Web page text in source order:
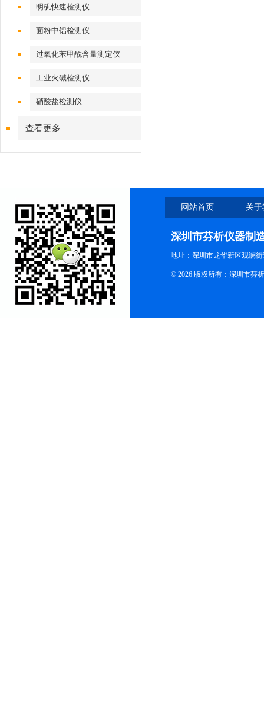
明矾快速检测仪
面粉中铝检测仪
过氧化苯甲酰含量测定仪
工业火碱检测仪
硝酸盐检测仪
查看更多
网站首页 关
深圳市芬析仪器制
地址：深圳市龙华新区观澜
© 2026 版权所有：深圳市芬